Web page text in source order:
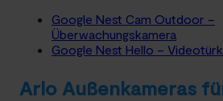
Google Nest Cam Outdoor –
Überwachungskamera
Google Nest Hello –
Arlo Außenkameras